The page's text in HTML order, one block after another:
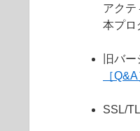
アクテ
本プロ
旧バ
［
SSL/